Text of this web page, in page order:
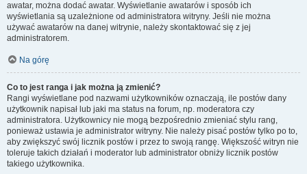
awatar, można dodać awatar. Wyświetlanie awatarów i sposób ich
wyświetlania są uzależnione od administratora witryny. Jeśli nie można
używać awatarów na danej witrynie, należy skontaktować się z jej
administratorem.
Na górę
Co to jest ranga i jak można ją zmienić?
Rangi wyświetlane pod nazwami użytkowników oznaczają, ile postów dany
użytkownik napisał lub jaki ma status na forum, np. moderatora czy
administratora. Użytkownicy nie mogą bezpośrednio zmieniać stylu rang,
ponieważ ustawia je administrator witryny. Nie należy pisać postów tylko po to,
aby zwiększyć swój licznik postów i przez to swoją rangę. Większość witryn nie
toleruje takich działań i moderator lub administrator obniży licznik postów
takiego użytkownika.